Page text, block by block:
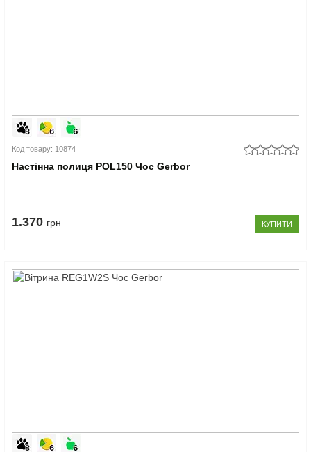
Код товару: 10874
Настінна полиця POL150 Чос Gerbor
1.370 грн КУПИТИ